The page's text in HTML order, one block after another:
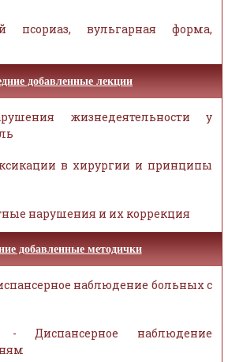
псориаз, вульгарная форма,
добавленные лекции
жизнедеятельности у
в хирургии и принципы
нарушения и их коррекция
добавленные методички
наблюдение больных с
Диспансерное наблюдение